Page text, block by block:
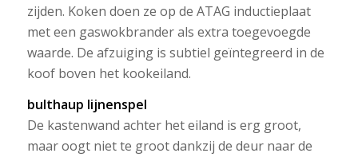
zijden. Koken doen ze op de ATAG inductieplaat
met een gaswokbrander als extra toegevoegde
waarde. De afzuiging is subtiel geïntegreerd in de
koof boven het kookeiland.
bulthaup lijnenspel
De kastenwand achter het eiland is erg groot,
maar oogt niet te groot dankzij de deur naar de